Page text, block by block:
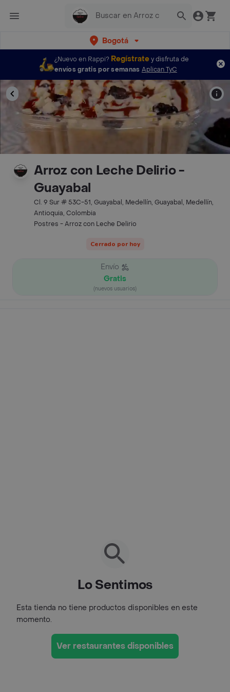
Bogotá
¿Nuevo en Rappi? Regístratey disfruta de
envíos gratis por semanas Aplican TyC
Arroz con Leche Delirio -
Guayabal
Cl. 9 Sur # 53C-51, Guayabal, Medellín, Guayabal, Medellín,
Antioquia, Colombia
Postres - Arroz con Leche Delirio
Cerrado por hoy
Envío
Gratis
(nuevos usuarios)
Lo Sentimos
Esta tienda no tiene productos disponibles en este
momento.
Ver restaurantes disponibles